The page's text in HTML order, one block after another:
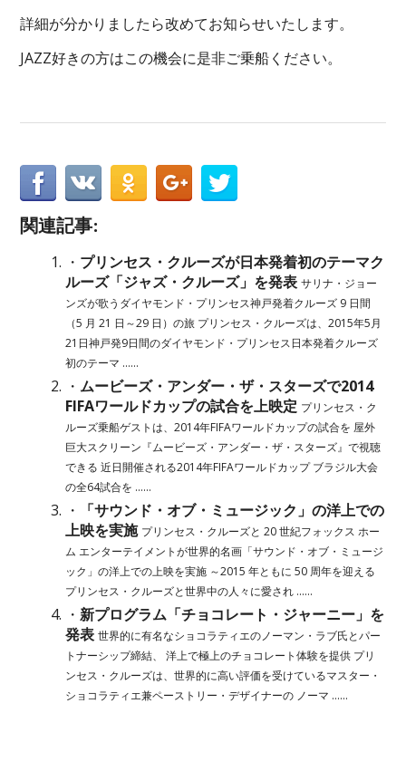
詳細が分かりましたら改めてお知らせいたします。
JAZZ好きの方はこの機会に是非ご乗船ください。
関連記事:
・ プリンセス・クルーズが日本発着初のテーマク
ルーズ「ジャズ・クルーズ」を発表 サリナ・ジョー
ンズが歌うダイヤモンド・プリンセス神戸発着クルーズ 9 日間
（5 月 21 日～29 日）の旅 プリンセス・クルーズは、2015年5月
21日神戸発9日間のダイヤモンド・プリンセス日本発着クルーズ
初のテーマ ......
・ ムービーズ・アンダー・ザ・スターズで2014
FIFAワールドカップの試合を上映定 プリンセス・ク
ルーズ乗船ゲストは、2014年FIFAワールドカップの試合を 屋外
巨大スクリーン『ムービーズ・アンダー・ザ・スターズ』で視聴
できる 近日開催される2014年FIFAワールドカップ ブラジル大会
の全64試合を ......
・
「サウンド・オブ・ミュージック」の洋上での
上映を実施 プリンセス・クルーズと 20 世紀フォックス ホー
ム エンターテイメントが世界的名画「サウンド・オブ・ミュージ
ック」の洋上での上映を実施 ～2015 年ともに 50 周年を迎える
プリンセス・クルーズと世界中の人々に愛され ......
・新プログラム「チョコレート・ジャーニー」を
発表 世界的に有名なショコラティエのノーマン・ラブ氏とパー
トナーシップ締結、 洋上で極上のチョコレート体験を提供 プリ
ンセス・クルーズは、世界的に高い評価を受けているマスター・
ショコラティエ兼ペーストリー・デザイナーの ノーマ ......